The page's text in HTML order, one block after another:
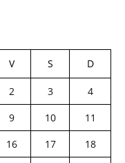
V S D
2 3
4
9 10
11
16 17
18